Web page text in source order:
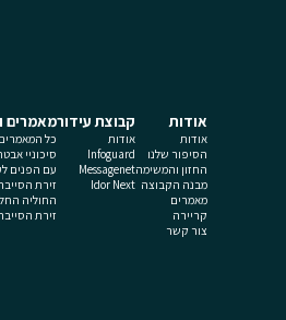
אודות
אודות
הסיפור שלנו
החזון והמשימה
מבנה הקבוצה
מאמרים
קריירה
צור קשר
קבוצת עידור
אודות
Infoguard
Messagenet
Idor Next
מאמרים
כל המאמרים
סיכוניי
עם הפנים
זירת
החוליה
זירת